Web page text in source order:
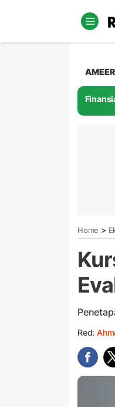
Home >
Red: